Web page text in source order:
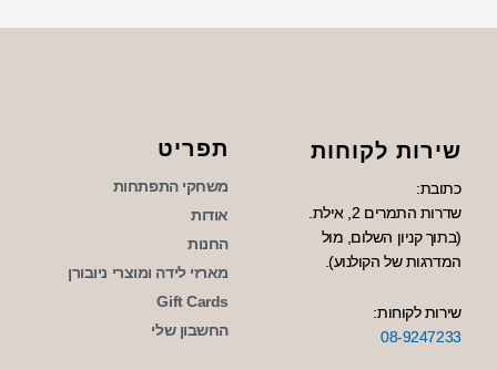
שירות לקוחות
כתובת:
שדרות התמרים 2, אילת.
(בתוך קניון השלום, מול
המדרגות של הקולנוע).
שירות לקוחות:
08-9247233
תפריט
משחקי התפתחות
אודות
החנות
מארזי לידה ומוצרי ניובורן
Gift Cards
החשבון שלי